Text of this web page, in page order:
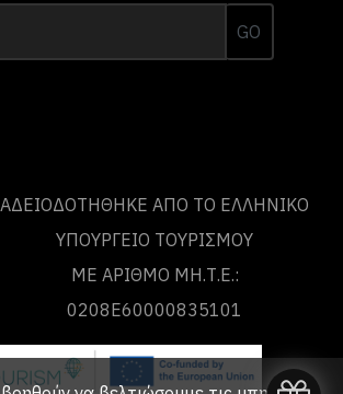
GO
ΑΔΕΙΟΔΟΤΗΘΗΚΕ ΑΠΟ ΤO ΕΛΛΗΝΙΚΟ
ΥΠΟΥΡΓΕΙΟ ΤΟΥΡΙΣΜΟΥ
ΜΕ ΑΡΙΘΜΟ ΜΗ.Τ.Ε.:
0208Ε60000835101